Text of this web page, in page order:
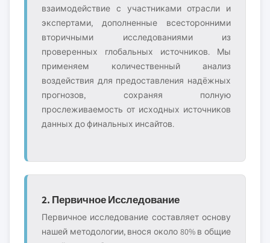
взаимодействие с участниками отрасли и
экспертами, дополненные всесторонними
вторичными исследованиями из
проверенных глобальных источников. Мы
применяем количественный анализ
воздействия для предоставления надёжных
прогнозов, сохраняя полную
прослеживаемость от исходных источников
данных до финальных инсайтов.
2. Первичное Исследование
Первичное исследование составляет основу
нашей методологии, внося около 80% в общие